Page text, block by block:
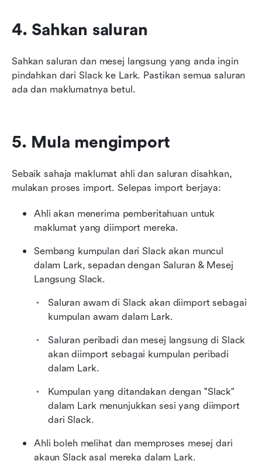
4. Sahkan saluran
Sahkan saluran dan mesej langsung yang anda ingin
pindahkan dari Slack ke Lark. Pastikan semua saluran
ada dan maklumatnya betul.
5. Mula mengimport
Sebaik sahaja maklumat ahli dan saluran disahkan,
mulakan proses import. Selepas import berjaya:
Ahli akan menerima pemberitahuan untuk
maklumat yang diimport mereka.
Sembang kumpulan dari Slack akan muncul
dalam Lark, sepadan dengan Saluran & Mesej
Langsung Slack.
Saluran awam di Slack akan diimport sebagai
kumpulan awam dalam Lark.
Saluran peribadi dan mesej langsung di Slack
akan diimport sebagai kumpulan peribadi
dalam Lark.
Kumpulan yang ditandakan dengan "Slack"
dalam Lark menunjukkan sesi yang diimport
dari Slack.
Ahli boleh melihat dan memproses mesej dari
akaun Slack asal mereka dalam Lark.